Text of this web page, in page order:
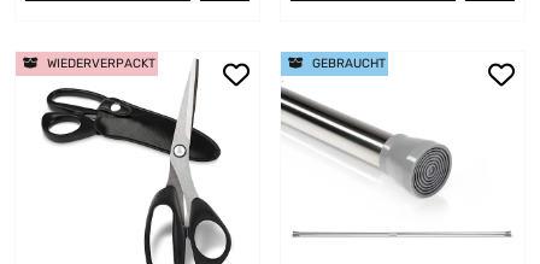
WIEDERVERPACKT GEBRAUCHT